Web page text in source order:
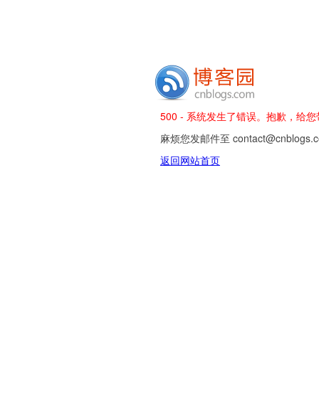
500 - 系统发生了错误。抱歉，给
麻烦您发邮件至
返回网站首页